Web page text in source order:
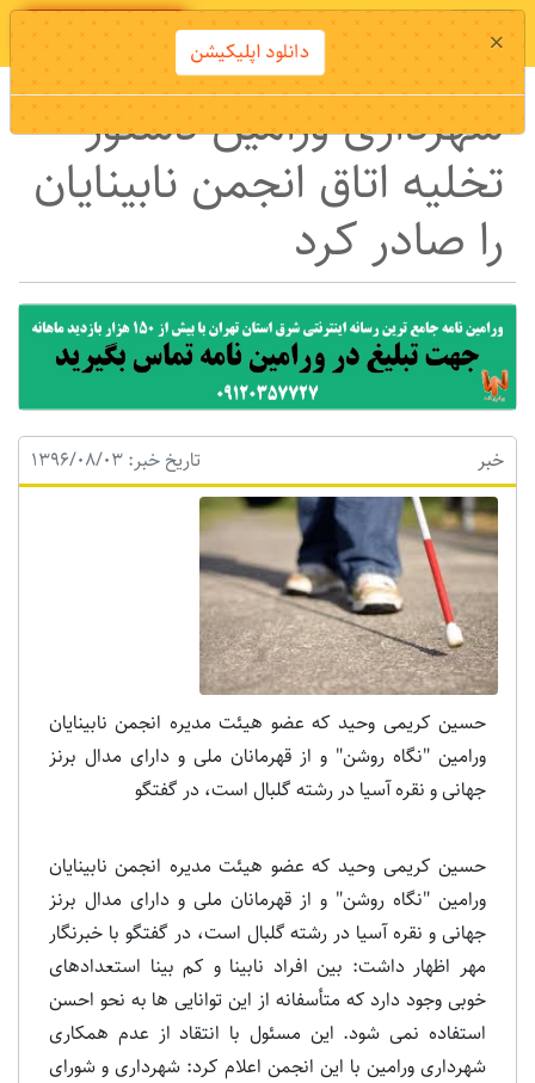
دانلود اپلیکیشن
شهرداری ورامین دستور
تخلیه اتاق انجمن نابینایان
را صادر کرد
خبر تاریخ خبر: 1396/08/03
حسین کریمی وحید که عضو هیئت مدیره انجمن نابینایان
ورامین "نگاه روشن" و از قهرمانان ملی و دارای مدال برنز
جهانی و نقره آسیا در رشته گلبال است، در گفتگو
حسین کریمی وحید که عضو هیئت مدیره انجمن نابینایان
ورامین "نگاه روشن" و از قهرمانان ملی و دارای مدال برنز
جهانی و نقره آسیا در رشته گلبال است، در گفتگو با خبرنگار
مهر اظهار داشت: بین افراد نابینا و کم بینا استعدادهای
خوبی وجود دارد که متأسفانه از این توانایی ها به نحو احسن
استفاده نمی شود. این مسئول با انتقاد از عدم همکاری
شهرداری ورامین با این انجمن اعلام کرد: شهرداری و شورای
× دانلود اپلیکیشن